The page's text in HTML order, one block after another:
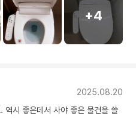
+4
2025.08.20
역시 좋은데서 사야 좋은 물건을 쓸